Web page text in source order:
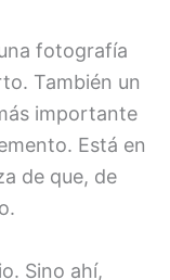
fotografía
También un
importante
Está en
de que, de
Sino ahí,